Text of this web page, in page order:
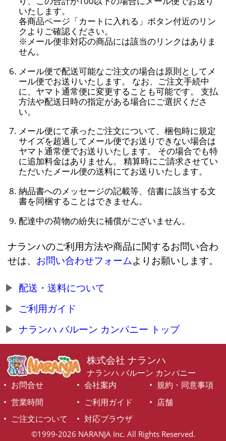
いたします。
各商品ページ「カートに入れる」ボタン付近のリン
クよりご確認ください。
※メール便非対応の商品には該当のリンクはありま
せん。
メール便で配送可能なご注文の場合は原則としてメ
ール便でお送りいたします。 なお、ご注文手続中
に、ヤマト通常便に変更することも可能です。 支払
方法や配送日時の指定がある場合にご選択くださ
い。
メール便にて承ったご注文について、梱包時に規定
サイズを超過してメール便でお送りできない場合は
ヤマト通常便でお送りいたします。 その場合でも特
に追加料金はありません。 精算時にご請求させてい
ただいたメール便の送料にてお送りいたします。
納品書へのメッセージの記載等、信書に該当する文
書を同梱することはできません。
配達中の荷物の紛失に補償がございません。
ナランハのご利用方法や商品に関するお問い合わ
せは、 お問い合わせフォームよりお願いします。
配送・送料について
ご利用ガイド
ナランハ バルーン カンパニー トップ
株式会社 ナランハ
ナランハ バルーン カンパニー
お問合せ
会社案内
規約・同意事項
営業時間
ご利用ガイド
店舗
ご注文について
対応ブラウザ
©1999-2026 NARANJA Inc. All Rights Reserved.